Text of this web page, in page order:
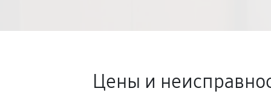
Цены и